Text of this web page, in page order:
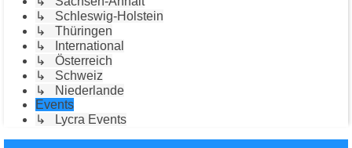
↳ Schleswig-Holstein
↳ Thüringen
↳ International
↳ Österreich
↳ Schweiz
↳ Niederlande
Events
↳ Lycra Events